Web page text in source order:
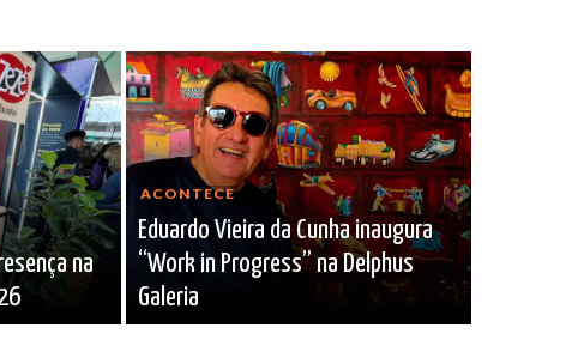
na
ACONTECE
Eduardo Vieira da Cunha inaugura
“Work in Progress” na Delphus
Galeria